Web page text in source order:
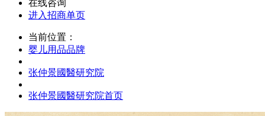
在线咨询
进入招商单页
当前位置：
婴儿用品品牌
张仲景國醫研究院
张仲景國醫研究院首页